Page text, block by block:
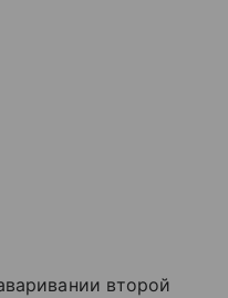
второй